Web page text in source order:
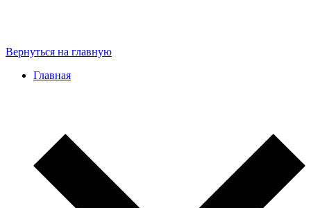
Вернуться на главную
Главная